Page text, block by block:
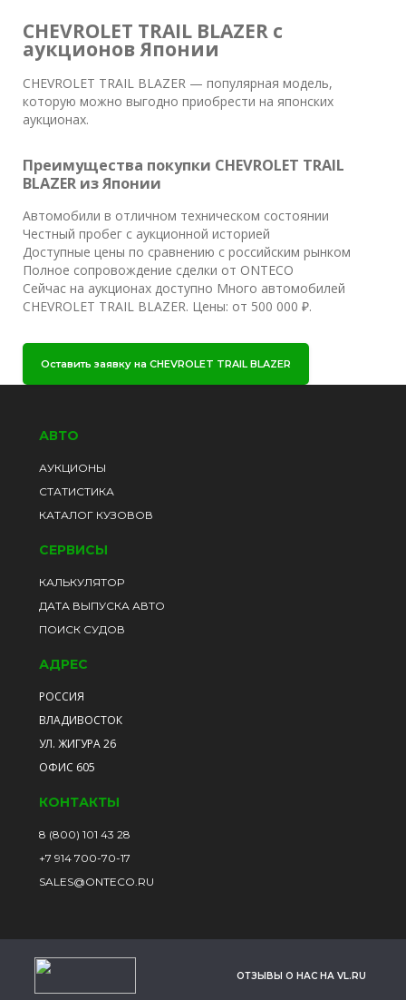
CHEVROLET TRAIL BLAZER с
аукционов Японии
CHEVROLET TRAIL BLAZER — популярная модель,
которую можно выгодно приобрести на японских
аукционах.
Преимущества покупки CHEVROLET TRAIL
BLAZER из Японии
Автомобили в отличном техническом состоянии
Честный пробег с аукционной историей
Доступные цены по сравнению с российским рынком
Полное сопровождение сделки от ONTECO
Сейчас на аукционах доступно Много автомобилей
CHEVROLET TRAIL BLAZER. Цены: от 500 000 ₽.
Оставить заявку на CHEVROLET TRAIL BLAZER
АВТО
АУКЦИОНЫ
СТАТИСТИКА
КАТАЛОГ КУЗОВОВ
СЕРВИСЫ
КАЛЬКУЛЯТОР
ДАТА ВЫПУСКА АВТО
ПОИСК СУДОВ
АДРЕС
РОССИЯ
ВЛАДИВОСТОК
УЛ. ЖИГУРА 26
ОФИС 605
КОНТАКТЫ
8 (800) 101 43 28
+7 914 700-70-17
SALES@ONTECO.RU
ОТЗЫВЫ О НАС НА VL.RU